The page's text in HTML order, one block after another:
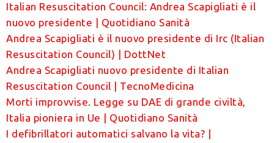
Italian Resuscitation Council: Andrea Scapigliati è il
nuovo presidente | Quotidiano Sanità
Andrea Scapigliati è il nuovo presidente di Irc (Italian
Resuscitation Council) | DottNet
Andrea Scapigliati nuovo presidente di Italian
Resuscitation Council | TecnoMedicina
Morti improvvise. Legge su DAE di grande civiltà,
Italia pioniera in Ue | Quotidiano Sanità
I defibrillatori automatici salvano la vita? |